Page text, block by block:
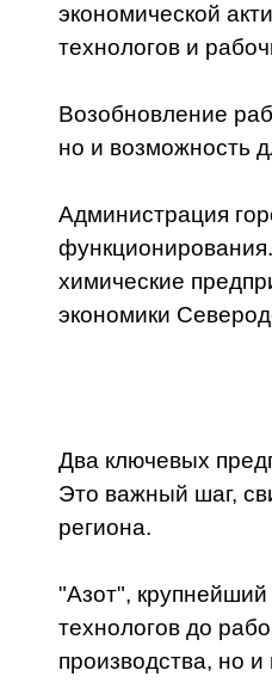
экономической
технологов и
Возобновление
но и возможность
Администрация
химические
экономики
Два ключевых
Это важный шаг,
региона.
"Азот",
технологов до
производства, но